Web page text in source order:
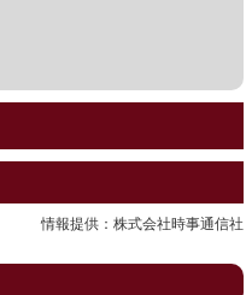
情報提供：株式会社時事通信社